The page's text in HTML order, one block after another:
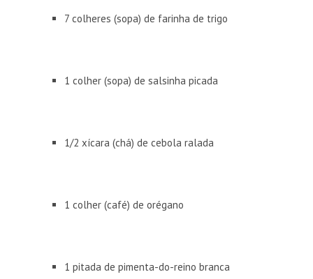
7 colheres (sopa) de farinha de trigo
1 colher (sopa) de salsinha picada
1/2 xícara (chá) de cebola ralada
1 colher (café) de orégano
1 pitada de pimenta-do-reino branca